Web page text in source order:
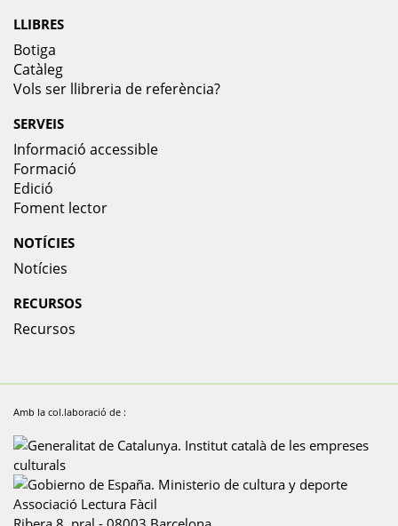
LLIBRES
Botiga
Catàleg
Vols ser llibreria de referència?
SERVEIS
Informació accessible
Formació
Edició
Foment lector
NOTÍCIES
Notícies
RECURSOS
Recursos
Amb la col.laboració de :
Associació Lectura Fàcil